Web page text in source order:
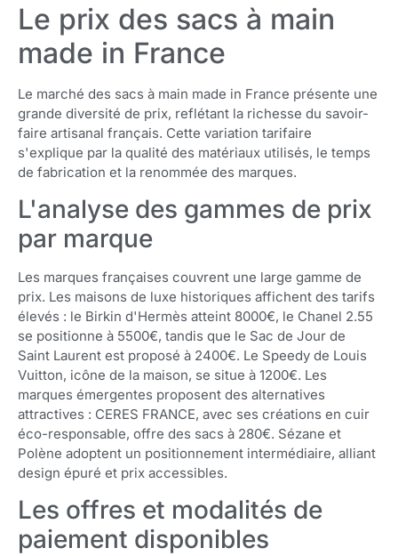
Le prix des sacs à main
made in France
Le marché des sacs à main made in France présente une
grande diversité de prix, reflétant la richesse du savoir-
faire artisanal français. Cette variation tarifaire
s'explique par la qualité des matériaux utilisés, le temps
de fabrication et la renommée des marques.
L'analyse des gammes de prix
par marque
Les marques françaises couvrent une large gamme de
prix. Les maisons de luxe historiques affichent des tarifs
élevés : le Birkin d'Hermès atteint 8000€, le Chanel 2.55
se positionne à 5500€, tandis que le Sac de Jour de
Saint Laurent est proposé à 2400€. Le Speedy de Louis
Vuitton, icône de la maison, se situe à 1200€. Les
marques émergentes proposent des alternatives
attractives : CERES FRANCE, avec ses créations en cuir
éco-responsable, offre des sacs à 280€. Sézane et
Polène adoptent un positionnement intermédiaire, alliant
design épuré et prix accessibles.
Les offres et modalités de
paiement disponibles